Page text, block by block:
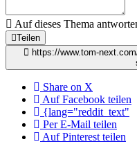
Auf dieses Thema
Teilen
https://www.tom-
Share on X
Auf Facebook teilen
{lang="reddit_text"
Per E-Mail teilen
Auf Pinterest teilen